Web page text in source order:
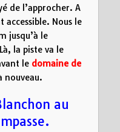
de l’approcher. A
Nous le
jusqu’à le
la piste va le
le domaine de
nouveau.
au